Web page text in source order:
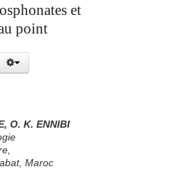
et
point
O. K. ENNIBI
Maroc